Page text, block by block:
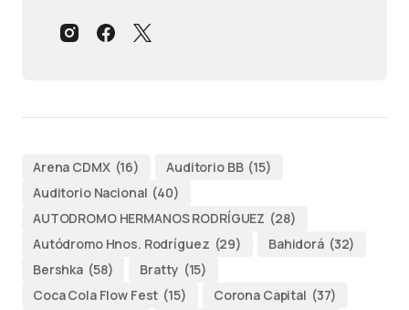
Arena CDMX (16) Auditorio BB (15)
Auditorio Nacional (40)
AUTODROMO HERMANOS RODRÍGUEZ (28)
Autódromo Hnos. Rodríguez (29) Bahidorá (32)
Bershka (58) Bratty (15)
Coca Cola Flow Fest (15) Corona Capital (37)